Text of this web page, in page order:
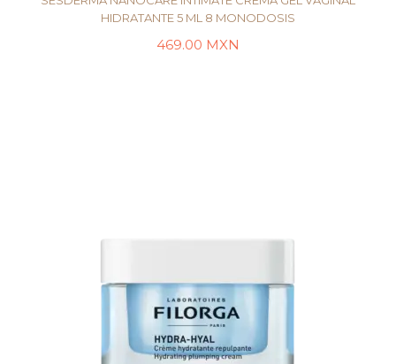
HIDRATANTE 5 ML 8 MONODOSIS
469.00 MXN